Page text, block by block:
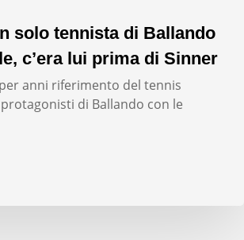
solo tennista di Ballando
c’era lui prima di Sinner
anni riferimento del tennis
di Ballando con le